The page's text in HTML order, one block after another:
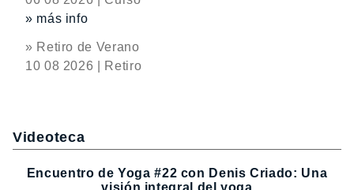
» más info
» Retiro de Verano
10 08 2026 | Retiro
Videoteca
Encuentro de Yoga #22 con Denis Criado: Una